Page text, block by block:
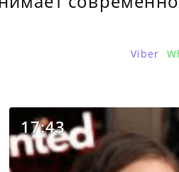
Viber
17:43